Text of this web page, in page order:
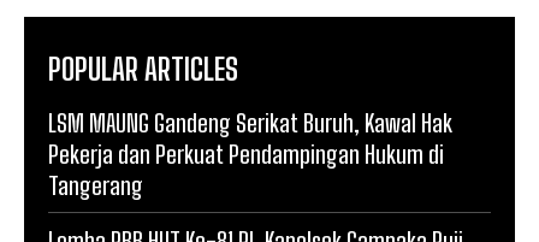
POPULAR ARTICLES
LSM MAUNG Gandeng Serikat Buruh, Kawal Hak
Pekerja dan Perkuat Pendampingan Hukum di
Tangerang